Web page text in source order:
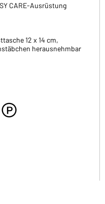
CARE-Ausrüstung
12 x 14 cm,
herausnehmbar
W